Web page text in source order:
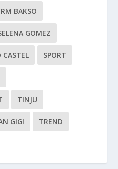
RM BAKSO
GOMEZ
CASTEL SPORT
TINJU
GIGI TREND